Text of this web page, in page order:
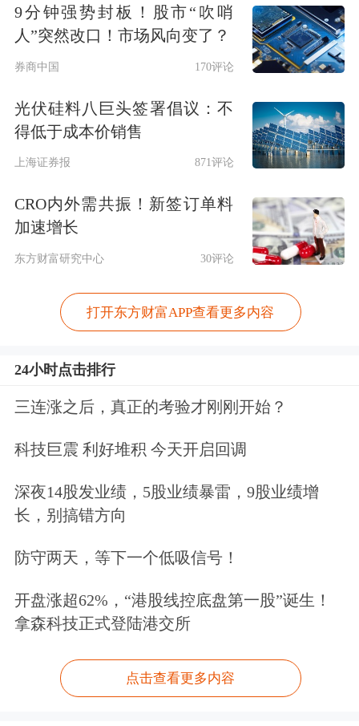
9分钟强势封板！股市“吹哨
人”突然改口！市场风向变了？
券商中国 170评论
光伏硅料八巨头签署倡议：不
得低于成本价销售
上海证券报 871评论
CRO内外需共振！新签订单料
加速增长
东方财富研究中心 30评论
打开东方财富APP查看更多内容
24小时点击排行
三连涨之后，真正的考验才刚刚开始？
科技巨震 利好堆积 今天开启回调
深夜14股发业绩，5股业绩暴雷，9股业绩增
长，别搞错方向
防守两天，等下一个低吸信号！
开盘涨超62%，“港股线控底盘第一股”诞生！
拿森科技正式登陆港交所
点击查看更多内容